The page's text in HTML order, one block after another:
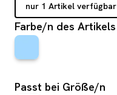
nur 1 Artikel verfügbar
Farbe/n des Artikels
Passt bei Größe/n